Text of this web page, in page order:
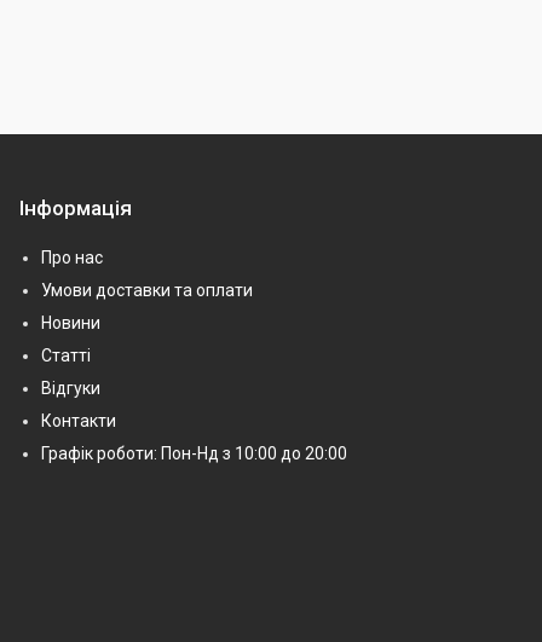
Інформація
Про нас
Умови доставки та оплати
Новини
Статті
Відгуки
Контакти
Графік роботи: Пон-Нд з 10:00 до 20:00